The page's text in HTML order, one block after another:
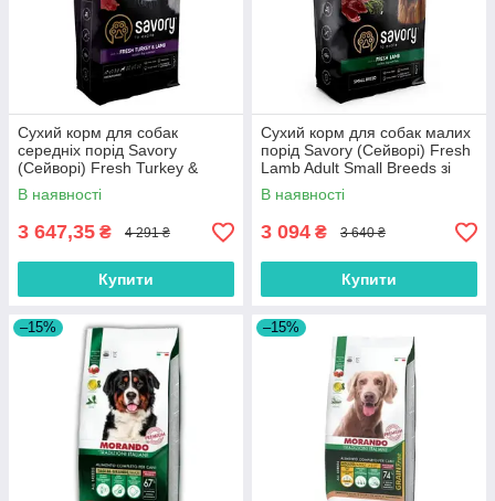
Сухий корм для собак
середніх порід Savory
(Cейворi) Fresh Turkey &
Lamb Adult Medium Breeds зі
свіжим ягням та індичкою 12
кг
В наявності
3 647,35 ₴ 4 291 ₴
Купити
Сухий корм для собак малих
порід Savory (Cейворi) Fresh
Lamb Adult Small Breeds зі
свіжим ягням 8 кг
В наявності
3 094 ₴ 3 640 ₴
Купити
–15% –15%